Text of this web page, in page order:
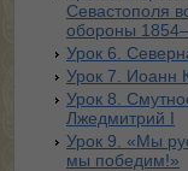
Севастополя
обороны
Урок 6.
Урок 7. Иоанн
Урок 8.
Лжедмитрий I
Урок 9. «Мы
мы победим!»